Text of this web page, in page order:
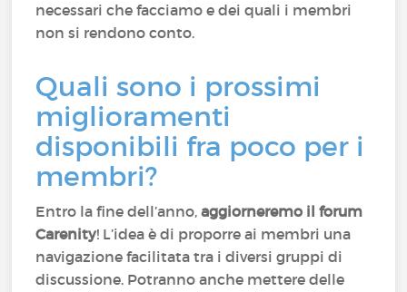
necessari che facciamo e dei quali i membri
non si rendono conto.
Quali sono i prossimi
miglioramenti
disponibili fra poco per i
membri?
Entro la fine dell’anno,aggiorneremo il forum
Carenity! L’idea è di proporre ai membri una
navigazione facilitata tra i diversi gruppi di
discussione. Potranno anche mettere delle